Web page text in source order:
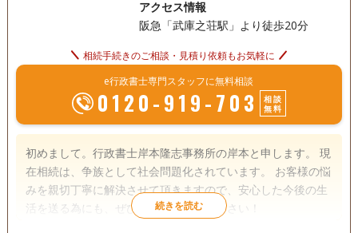
アクセス情報
阪急「武庫之荘駅」より徒歩20分
相続手続きのご相談・見積り依頼もお気軽に
e行政書士専門スタッフに無料相談
0120-919-703
相談
無料
初めまして。行政書士岸本隆志事務所の岸本と申します。 現
在相続は、争族として社会問題化されています。 お客様の悩
みを親切丁寧に解決させて頂きますので、安心した今後の生
活を送る為にも、ぜひ弊所へご相談ください！